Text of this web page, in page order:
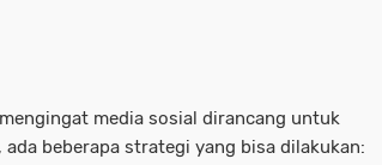
media sosial dirancang untuk
beberapa strategi yang bisa dilakukan: